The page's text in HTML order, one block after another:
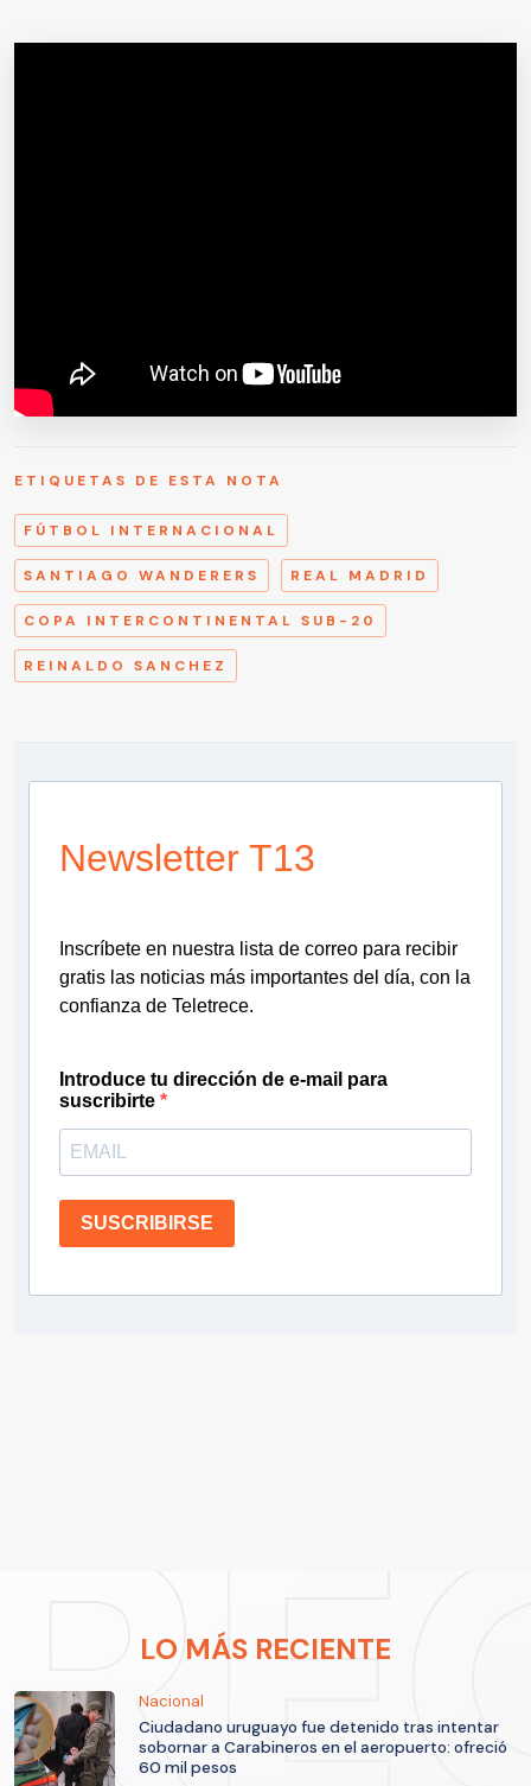
ETIQUETAS DE ESTA NOTA
FÚTBOL INTERNACIONAL
SANTIAGO WANDERERS REAL MADRID
COPA INTERCONTINENTAL SUB-20
REINALDO SANCHEZ
Newsletter T13
Inscríbete en nuestra lista de correo para recibir
gratis las noticias más importantes del día, con la
confianza de Teletrece.
Introduce tu dirección de e-mail para
suscribirte
SUSCRIBIRSE
LO MÁS RECIENTE
Nacional
Ciudadano uruguayo fue detenido tras intentar
sobornar a Carabineros en el aeropuerto: ofreció
60 mil pesos